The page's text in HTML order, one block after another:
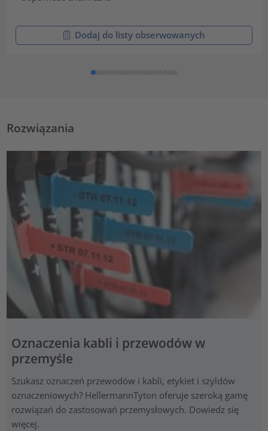
Dodaj do listy obserwowanych
Rozwiązania
Oznaczenia kabli i przewodów w
przemyśle
Szukasz oznaczeń przewodów i kabli, etykiet i szyldów
oznaczeniowych? HellermannTyton oferuje szeroką gamę
rozwiązań do zastosowań przemysłowych. Dowiedz się
więcej.